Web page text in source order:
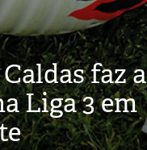
faz a
Liga 3 em